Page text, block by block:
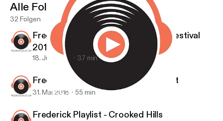
Frederick Playlist - Todd C. Walker
Alle Folgen
32 Folgen
Frederick Playlist - Frederick Jazz Festival
2018
18. Juni 2018 37 min
Frederick Playlist - Miss Lonelyheart
31. Mai 2018 55 min
Frederick Playlist - Crooked Hills